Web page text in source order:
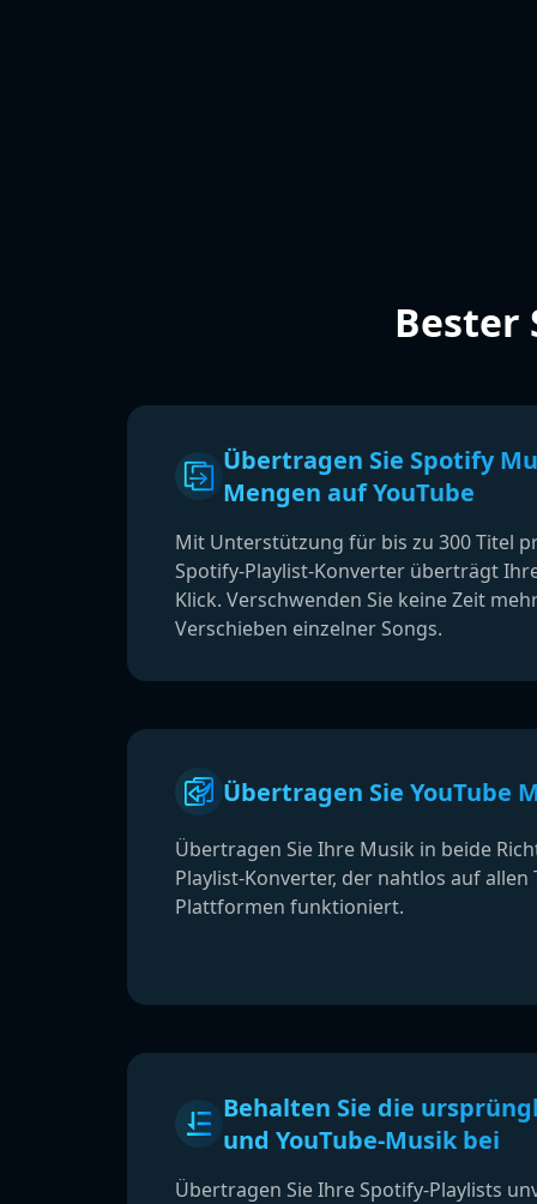
Bester
Übertragen Sie Spotify
Mengen auf YouTube
Mit Unterstützung für bis zu 300 Titel
Spotify-Playlist-Konverter überträgt
Klick. Verschwenden Sie keine Zeit
Verschieben einzelner Songs.
Übertragen Sie YouTube
Übertragen Sie Ihre Musik in beide
Playlist-Konverter, der nahtlos auf allen
Plattformen funktioniert.
Behalten Sie die
und YouTube-Musik bei
Übertragen Sie Ihre Spotify-Playlists